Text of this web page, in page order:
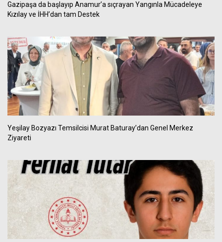
Gazipaşa da başlayıp Anamur’a sıçrayan Yangınla Mücadeleye
Kızılay ve İHH’dan tam Destek
Yeşilay Bozyazı Temsilcisi Murat Baturay’dan Genel Merkez
Ziyareti